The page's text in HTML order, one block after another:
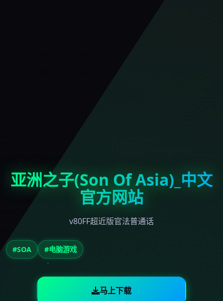
亚洲之子(Son Of Asia)_中文
官方网站
v80FF超近版官法普通话
#SOA #电脑游戏
马上下载